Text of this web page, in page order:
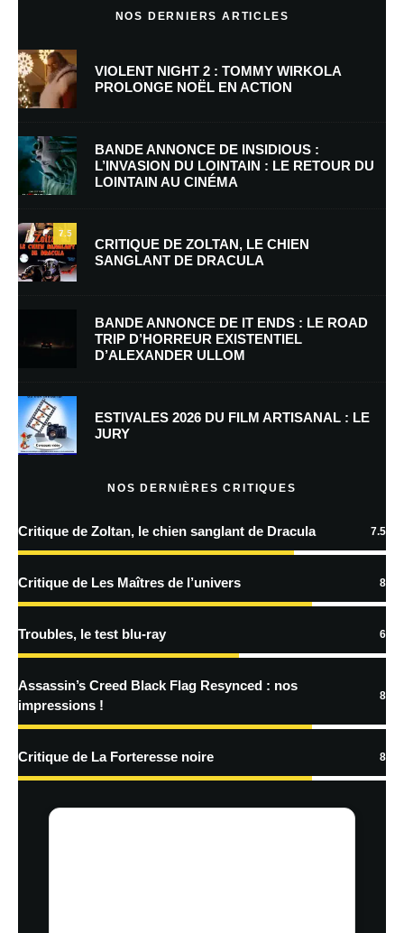
Nom*
E-mail*
Enregistrer mon nom, mon e-mail et mon site dans le navigateur pour
Prévenez-moi de tous les nouveaux commentaires par e-mail.
Prévenez-moi de tous les nouveaux articles par e-mail.
En savoir
traitées
NOS DERNIERS ARTICLES
VIOLENT NIGHT 2 : TOMMY WIRKOLA
PROLONGE NOËL EN ACTION
BANDE ANNONCE DE INSIDIOUS :
L’INVASION DU LOINTAIN : LE RETOUR DU
LOINTAIN AU CINÉMA
7.5
CRITIQUE DE ZOLTAN, LE CHIEN
SANGLANT DE DRACULA
BANDE ANNONCE DE IT ENDS : LE ROAD
TRIP D’HORREUR EXISTENTIEL
D’ALEXANDER ULLOM
ESTIVALES 2026 DU FILM ARTISANAL : LE
JURY
NOS DERNIÈRES CRITIQUES
Critique de Zoltan, le chien sanglant de Dracula 7.5
Critique de Les Maîtres de l’univers 8
Troubles, le test blu-ray 6
Assassin’s Creed Black Flag Resynced : nos
impressions !
8
Critique de La Forteresse noire 8